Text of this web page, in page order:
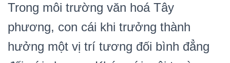
Trong môi trường văn hoá Tây
phương, con cái khi trưởng thành
hưởng một vị trí tương đối bình đẳng